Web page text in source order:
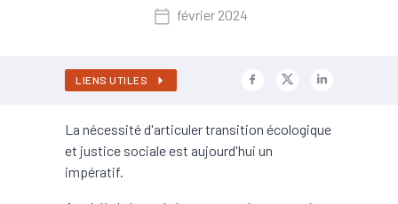
février 2024
LIENS UTILES
La nécessité d'articuler transition écologique
et justice sociale est aujourd'hui un
impératif.